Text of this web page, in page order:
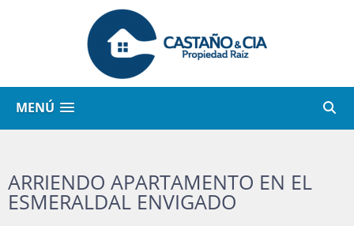
MENÚ
ARRIENDO APARTAMENTO EN EL
ESMERALDAL ENVIGADO